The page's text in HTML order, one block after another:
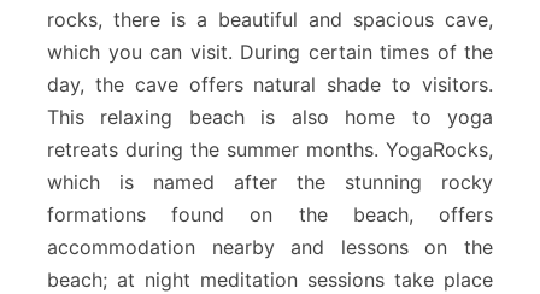
rocks, there is a beautiful and spacious cave,
which you can visit. During certain times of the
day, the cave offers natural shade to visitors.
This relaxing beach is also home to yoga
retreats during the summer months. YogaRocks,
which is named after the stunning rocky
formations found on the beach, offers
accommodation nearby and lessons on the
beach; at night meditation sessions take place